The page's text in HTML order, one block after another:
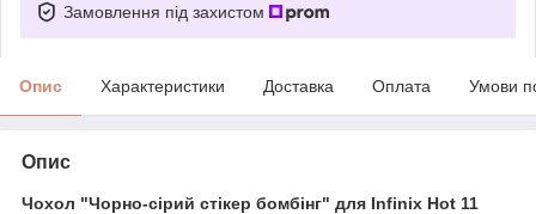
Замовлення під захистом
Опис Характеристики Доставка Оплата Умови
Опис
Чохол "Чорно-сірий стікер бомбінг" для Infinix Hot 11